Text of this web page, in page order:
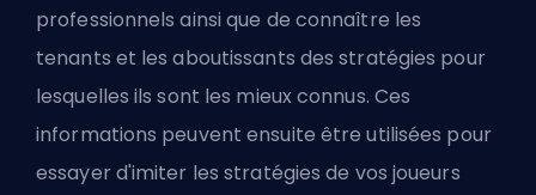
professionnels ainsi que de connaître les
tenants et les aboutissants des stratégies pour
lesquelles ils sont les mieux connus. Ces
informations peuvent ensuite être utilisées pour
essayer d'imiter les stratégies de vos joueurs